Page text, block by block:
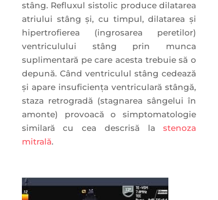
stâng. Refluxul sistolic produce dilatarea
atriului stâng și, cu timpul, dilatarea și
hipertrofierea (ingrosarea peretilor)
ventriculului stâng prin munca
suplimentară pe care acesta trebuie să o
depună. Când ventriculul stâng cedează
și apare insuficiența ventriculară stângă,
staza retrogradă (stagnarea sângelui în
amonte) provoacă o simptomatologie
similară cu cea descrisă lastenoza
mitrală.